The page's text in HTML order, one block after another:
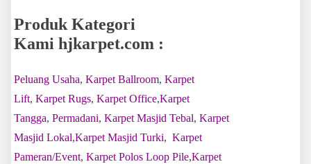
Produk Kategori
Kami hjkarpet.com :
Peluang Usaha, Karpet Ballroom, Karpet
Lift, Karpet Rugs, Karpet Office,Karpet
Tangga, Permadani, Karpet Masjid Tebal, Karpet
Masjid Lokal,Karpet Masjid Turki, Karpet
Pameran/Event, Karpet Polos Loop Pile,Karpet